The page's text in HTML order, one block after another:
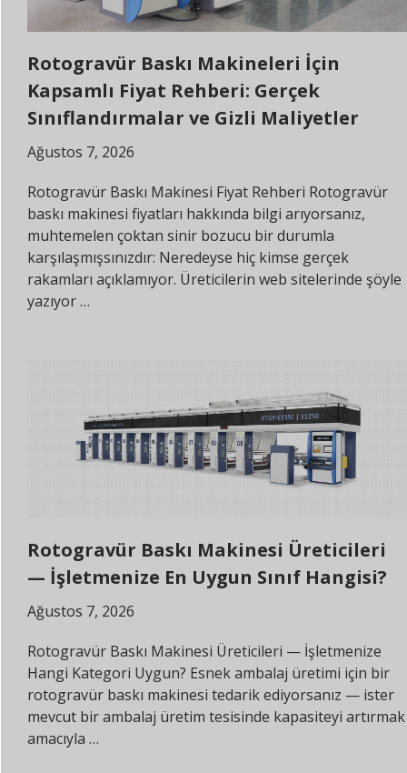
Rotogravür Baskı Makineleri İçin
Kapsamlı Fiyat Rehberi: Gerçek
Sınıflandırmalar ve Gizli Maliyetler
Ağustos 7, 2026
Rotogravür Baskı Makinesi Fiyat Rehberi Rotogravür
baskı makinesi fiyatları hakkında bilgi arıyorsanız,
muhtemelen çoktan sinir bozucu bir durumla
karşılaşmışsınızdır: Neredeyse hiç kimse gerçek
rakamları açıklamıyor. Üreticilerin web sitelerinde şöyle
yazıyor …
Rotogravür Baskı Makinesi Üreticileri
— İşletmenize En Uygun Sınıf Hangisi?
Ağustos 7, 2026
Rotogravür Baskı Makinesi Üreticileri — İşletmenize
Hangi Kategori Uygun? Esnek ambalaj üretimi için bir
rotogravür baskı makinesi tedarik ediyorsanız — ister
mevcut bir ambalaj üretim tesisinde kapasiteyi artırmak
amacıyla …